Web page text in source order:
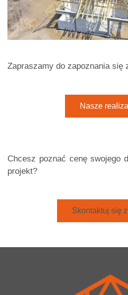
Zapraszamy do zapoznania się
Nasze
Chcesz poznać cenę swojego
projekt?
Skontaktuj się